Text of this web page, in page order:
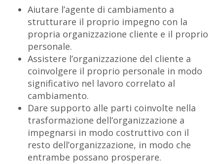
Aiutare l’agente di cambiamento a
strutturare il proprio impegno con la
propria organizzazione cliente e il proprio
personale.
Assistere l’organizzazione del cliente a
coinvolgere il proprio personale in modo
significativo nel lavoro correlato al
cambiamento.
Dare supporto alle parti coinvolte nella
trasformazione dell’organizzazione a
impegnarsi in modo costruttivo con il
resto dell’organizzazione, in modo che
entrambe possano prosperare.